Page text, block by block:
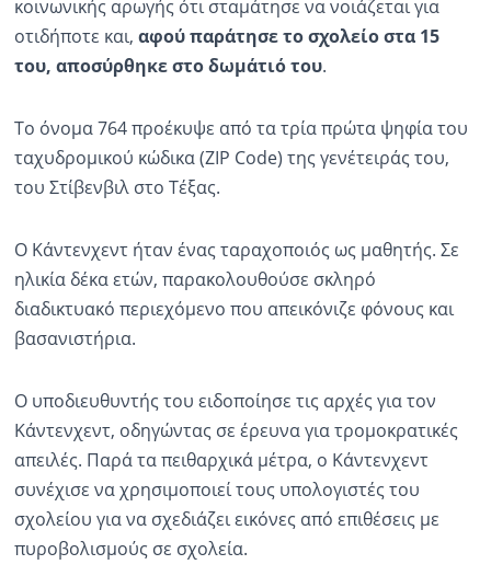
κοινωνικής αρωγής ότι σταμάτησε να νοιάζεται για
οτιδήποτε και, αφού παράτησε το σχολείο στα 15
του, αποσύρθηκε στο δωμάτιό του.
Το όνομα 764 προέκυψε από τα τρία πρώτα ψηφία του
ταχυδρομικού κώδικα (ZIP Code) της γενέτειράς του,
του Στίβενβιλ στο Τέξας.
Ο Κάντενχεντ ήταν ένας ταραχοποιός ως μαθητής. Σε
ηλικία δέκα ετών, παρακολουθούσε σκληρό
διαδικτυακό περιεχόμενο που απεικόνιζε φόνους και
βασανιστήρια.
Ο υποδιευθυντής του ειδοποίησε τις αρχές για τον
Κάντενχεντ, οδηγώντας σε έρευνα για τρομοκρατικές
απειλές. Παρά τα πειθαρχικά μέτρα, ο Κάντενχεντ
συνέχισε να χρησιμοποιεί τους υπολογιστές του
σχολείου για να σχεδιάζει εικόνες από επιθέσεις με
πυροβολισμούς σε σχολεία.